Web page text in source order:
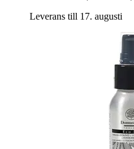
Leverans till 17. augusti